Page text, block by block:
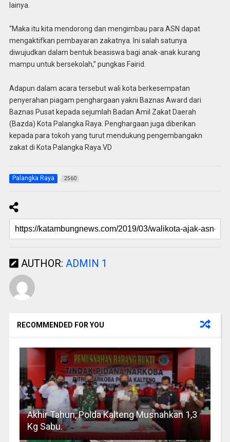
lainya.
“Maka itu kita mendorong dan mengimbau para ASN dapat
mengaktifkan pembayaran zakatnya. Ini salah satunya
diwujudkan dalam bentuk beasiswa bagi anak-anak kurang
mampu untuk bersekolah,” pungkas Fairid.
Adapun dalam acara tersebut wali kota berkesempatan
penyerahan piagam penghargaan yakni Baznas Award dari
Baznas Pusat kepada sejumlah Badan Amil Zakat Daerah
(Bazda) Kota Palangka Raya. Penghargaan juga diberikan
kepada para tokoh yang turut mendukung pengembangakn
zakat di Kota Palangka Raya.VD
Palangka Raya 2560
AUTHOR: ADMIN 1
RECOMMENDED FOR YOU
Akhir Tahun, Polda Kalteng Musnahkan 1,3
Kg Sabu.